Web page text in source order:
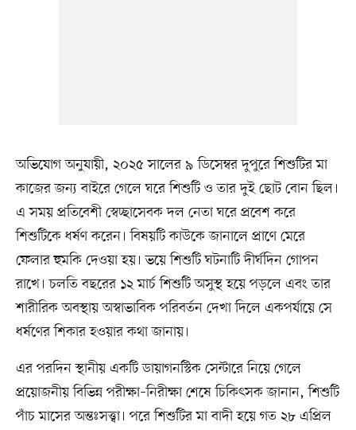
অভিযোগ অনুযায়ী, ২০২৫ সালের ৯ ডিসেম্বর দুপুরে শিশুটির মা
কাজের জন্য বাইরে গেলে ঘরে শিশুটি ও তার দুই ছোট বোন ছিল।
এ সময় প্রতিবেশী স্বেচ্ছাসেবক দল নেতা ঘরে প্রবেশ করে
শিশুটিকে ধর্ষণ করেন। বিষয়টি কাউকে জানালে প্রাণে মেরে
ফেলার হুমকি দেওয়া হয়। ভয়ে শিশুটি ঘটনাটি দীর্ঘদিন গোপন
রাখে। চলতি বছরের ১২ মার্চ শিশুটি অসুস্থ হয়ে পড়লে এবং তার
শারীরিক অবস্থায় অস্বাভাবিক পরিবর্তন দেখা দিলে একপর্যায়ে সে
ধর্ষণের শিকার হওয়ার কথা জানায়।
এর পরদিন স্থানীয় একটি ডায়াগনস্টিক সেন্টারে নিয়ে গেলে
প্রয়োজনীয় বিভিন্ন পরীক্ষা–নিরীক্ষা শেষে চিকিৎসক জানান, শিশুটি
পাঁচ মাসের অন্তঃসত্ত্বা। পরে শিশুটির মা বাদী হয়ে গত ২৮ এপ্রিল